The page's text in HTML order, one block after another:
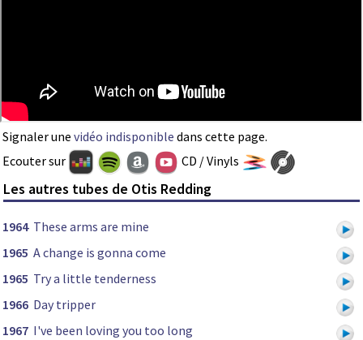
Signaler une vidéo indisponible dans cette page.
Ecouter sur
CD / Vinyls
Les autres tubes de Otis Redding
1964 These arms are mine
1965 A change is gonna come
1965 Try a little tenderness
1966 Day tripper
1967 I've been loving you too long